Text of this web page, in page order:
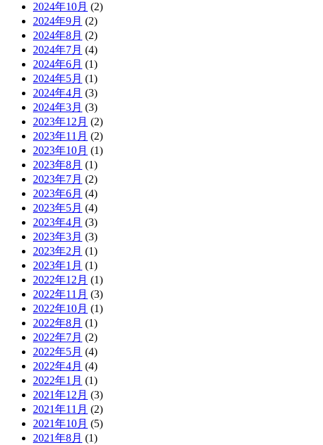
2024年10月 (2)
2024年9月 (2)
2024年8月 (2)
2024年7月 (4)
2024年6月 (1)
2024年5月 (1)
2024年4月 (3)
2024年3月 (3)
2023年12月 (2)
2023年11月 (2)
2023年10月 (1)
2023年8月 (1)
2023年7月 (2)
2023年6月 (4)
2023年5月 (4)
2023年4月 (3)
2023年3月 (3)
2023年2月 (1)
2023年1月 (1)
2022年12月 (1)
2022年11月 (3)
2022年10月 (1)
2022年8月 (1)
2022年7月 (2)
2022年5月 (4)
2022年4月 (4)
2022年1月 (1)
2021年12月 (3)
2021年11月 (2)
2021年10月 (5)
2021年8月 (1)